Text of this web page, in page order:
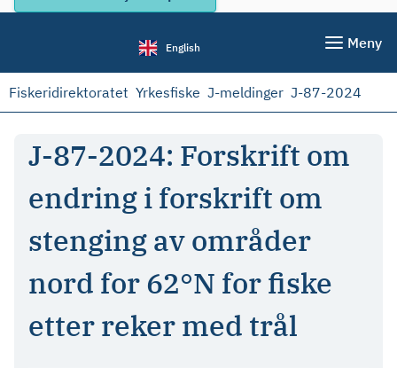
English Meny
Fiskeridirektoratet Yrkesfiske J-meldinger J-87-2024
J-87-2024: Forskrift om
endring i forskrift om
stenging av områder
nord for 62°N for fiske
etter reker med trål